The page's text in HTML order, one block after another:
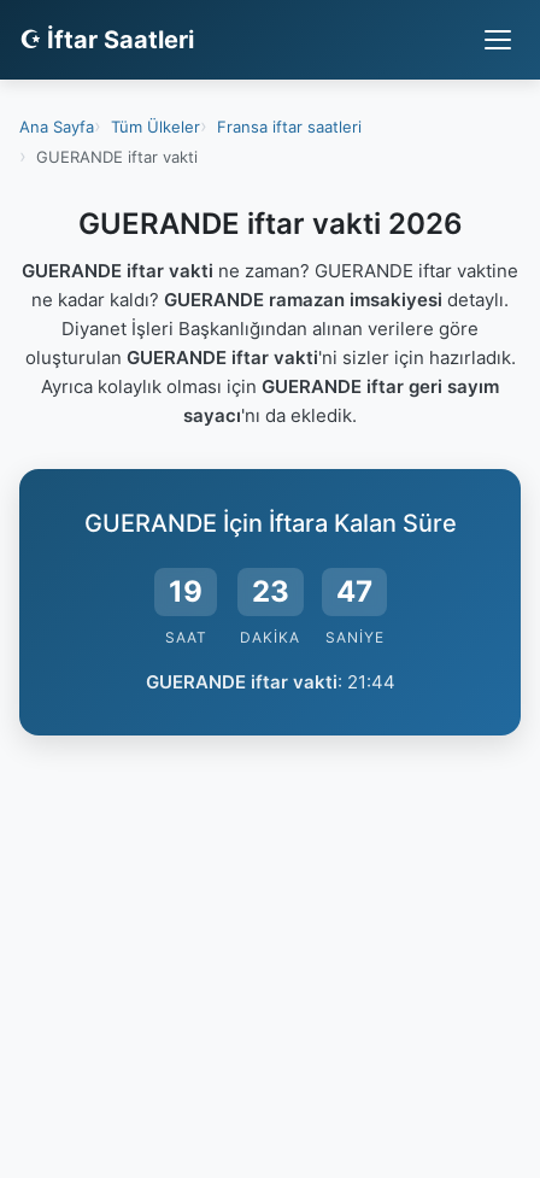
☪ İftar Saatleri
Ana Sayfa Tüm Ülkeler
Fransa iftar saatleri
GUERANDE iftar vakti
GUERANDE iftar vakti 2026
GUERANDE iftar vakti ne zaman? GUERANDE iftar vaktine
ne kadar kaldı? GUERANDE ramazan imsakiyesi detaylı.
Diyanet İşleri Başkanlığından alınan verilere göre
oluşturulan GUERANDE iftar vakti'ni sizler için hazırladık.
Ayrıca kolaylık olması için GUERANDE iftar geri sayım
sayacı'nı da ekledik.
GUERANDE İçin İftara Kalan Süre
19
SAAT
23
DAKIKA
46
SANIYE
GUERANDE iftar vakti: 21:44